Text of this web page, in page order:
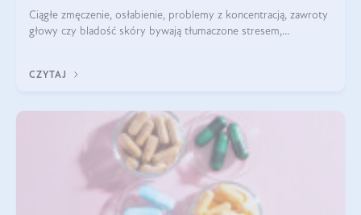
Ciągłe zmęczenie, osłabienie, problemy z koncentracją, zawroty
głowy czy bladość skóry bywają tłumaczone stresem,
CZYTAJ